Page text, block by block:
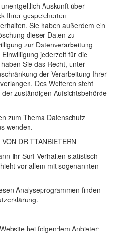
Auskunft über
Ihrer gespeicherten
Sie haben außerdem ein
dieser Daten zu
zur Datenverarbeitung
jederzeit für die
Sie das Recht, unter
der Verarbeitung Ihrer
Des Weiteren steht
zuständigen Aufsichtsbehörde
zum Thema Datenschutz
wenden.
VON DRITT­ANBIETERN
Ihr Surf-Verhalten statistisch
vor allem mit sogenannten
Analyseprogrammen finden
bei folgendem Anbieter: